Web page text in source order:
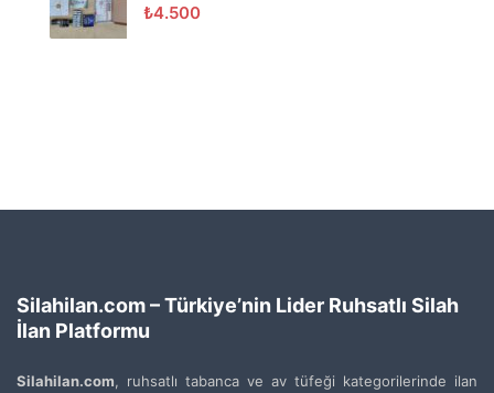
₺4.500
Silahilan.com – Türkiye’nin Lider Ruhsatlı Silah
İlan Platformu
Silahilan.com, ruhsatlı tabanca ve av tüfeği kategorilerinde ilan